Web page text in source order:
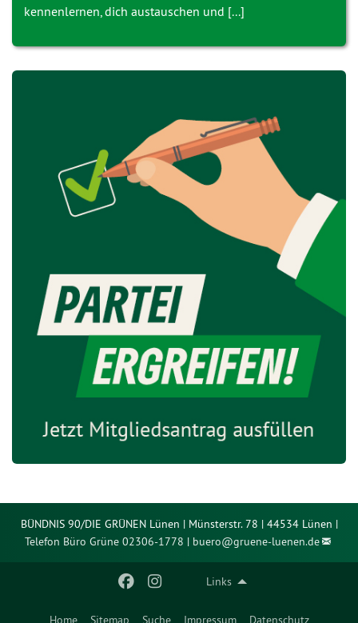
Links
Home Sitemap Suche Impressum Datenschutz
kennenlernen, dich austauschen und [...]
BÜNDNIS 90/DIE GRÜNEN Lünen | Münsterstr. 78 | 44534 Lünen |
Telefon Büro Grüne 02306-1778 | buero@gruene-luenen.de